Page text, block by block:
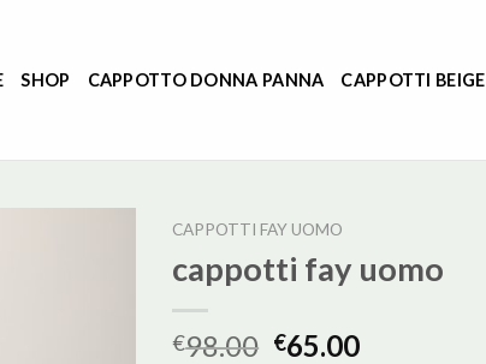
SHOP CAPPOTTO DONNA PANNA CAPPOTTI BEIGE
CAPPOTTI FAY UOMO
cappotti fay uomo
€98.00 €65.00